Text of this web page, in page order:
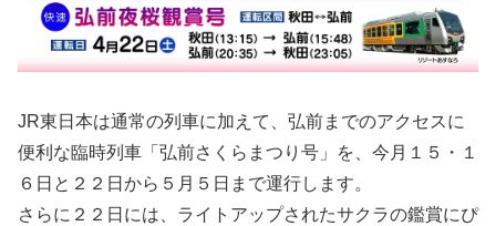
JR東日本は通常の列車に加えて、弘前までのアクセスに
便利な臨時列車「弘前さくらまつり号」を、今月１５・１
６日と２２日から５月５日まで運行します。
さらに２２日には、ライトアップされたサクラの鑑賞にぴ